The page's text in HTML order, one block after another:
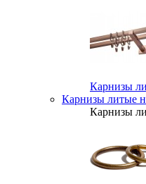
Карнизы
Карнизы литые
Карнизы